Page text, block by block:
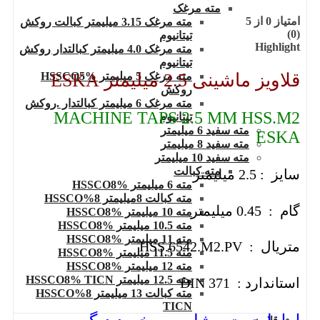
مته مرغک
مته مرغک 3.15 میلیمتر کبالت روکش
تیتانیوم
مته مرغک 4.0 میلیمتر کبالتدار روکش
تیتانیوم
مته مرغک 5 میلیمتر HSSCO5%
روکش
مته مرغک 6 میلیمتر کبالتدار .روکش
تیتانیوم
مته سفید 6 میلیمتر
مته سفید 8 میلیمتر
مته سفید 10 میلیمتر
مته کبالت
مته 6 میلیمتر HSSCO8%
مته کبالت 8میلیمتر 8%HSSCO
مته 10 میلیمتر HSSCO8%
مته 10.5 میلیمتر HSSCO8%
مته 11 میلیمتر HSSCO8%
مته 11.5 میلیمتر HSSCO8%
مته 12 میلیمتر HSSCO8%
مته 12.5 میلیمتر HSSCO8% TICN
مته کبالت 13 میلیمتر 8%HSSCO
TICN
امتیاز 0 از 5
(0)
Highlight
قلاویز ماشینی 2.5 میلیمتر ESKA
MACHINE TAPS 2.5 MM HSS.M2
ESKA
سایز : 2.5 میلیمتر
گام : 0.45 میلیمتر
متریال : HSS.6542.M2.PV
استاندارد : DIN 371